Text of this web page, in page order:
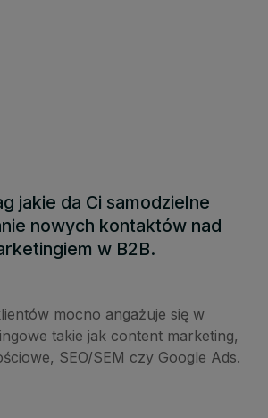
jakie da Ci samodzielne
nowych kontaktów nad
w B2B.
mocno angażuje się w
takie jak content marketing,
SEO/SEM czy Google Ads.